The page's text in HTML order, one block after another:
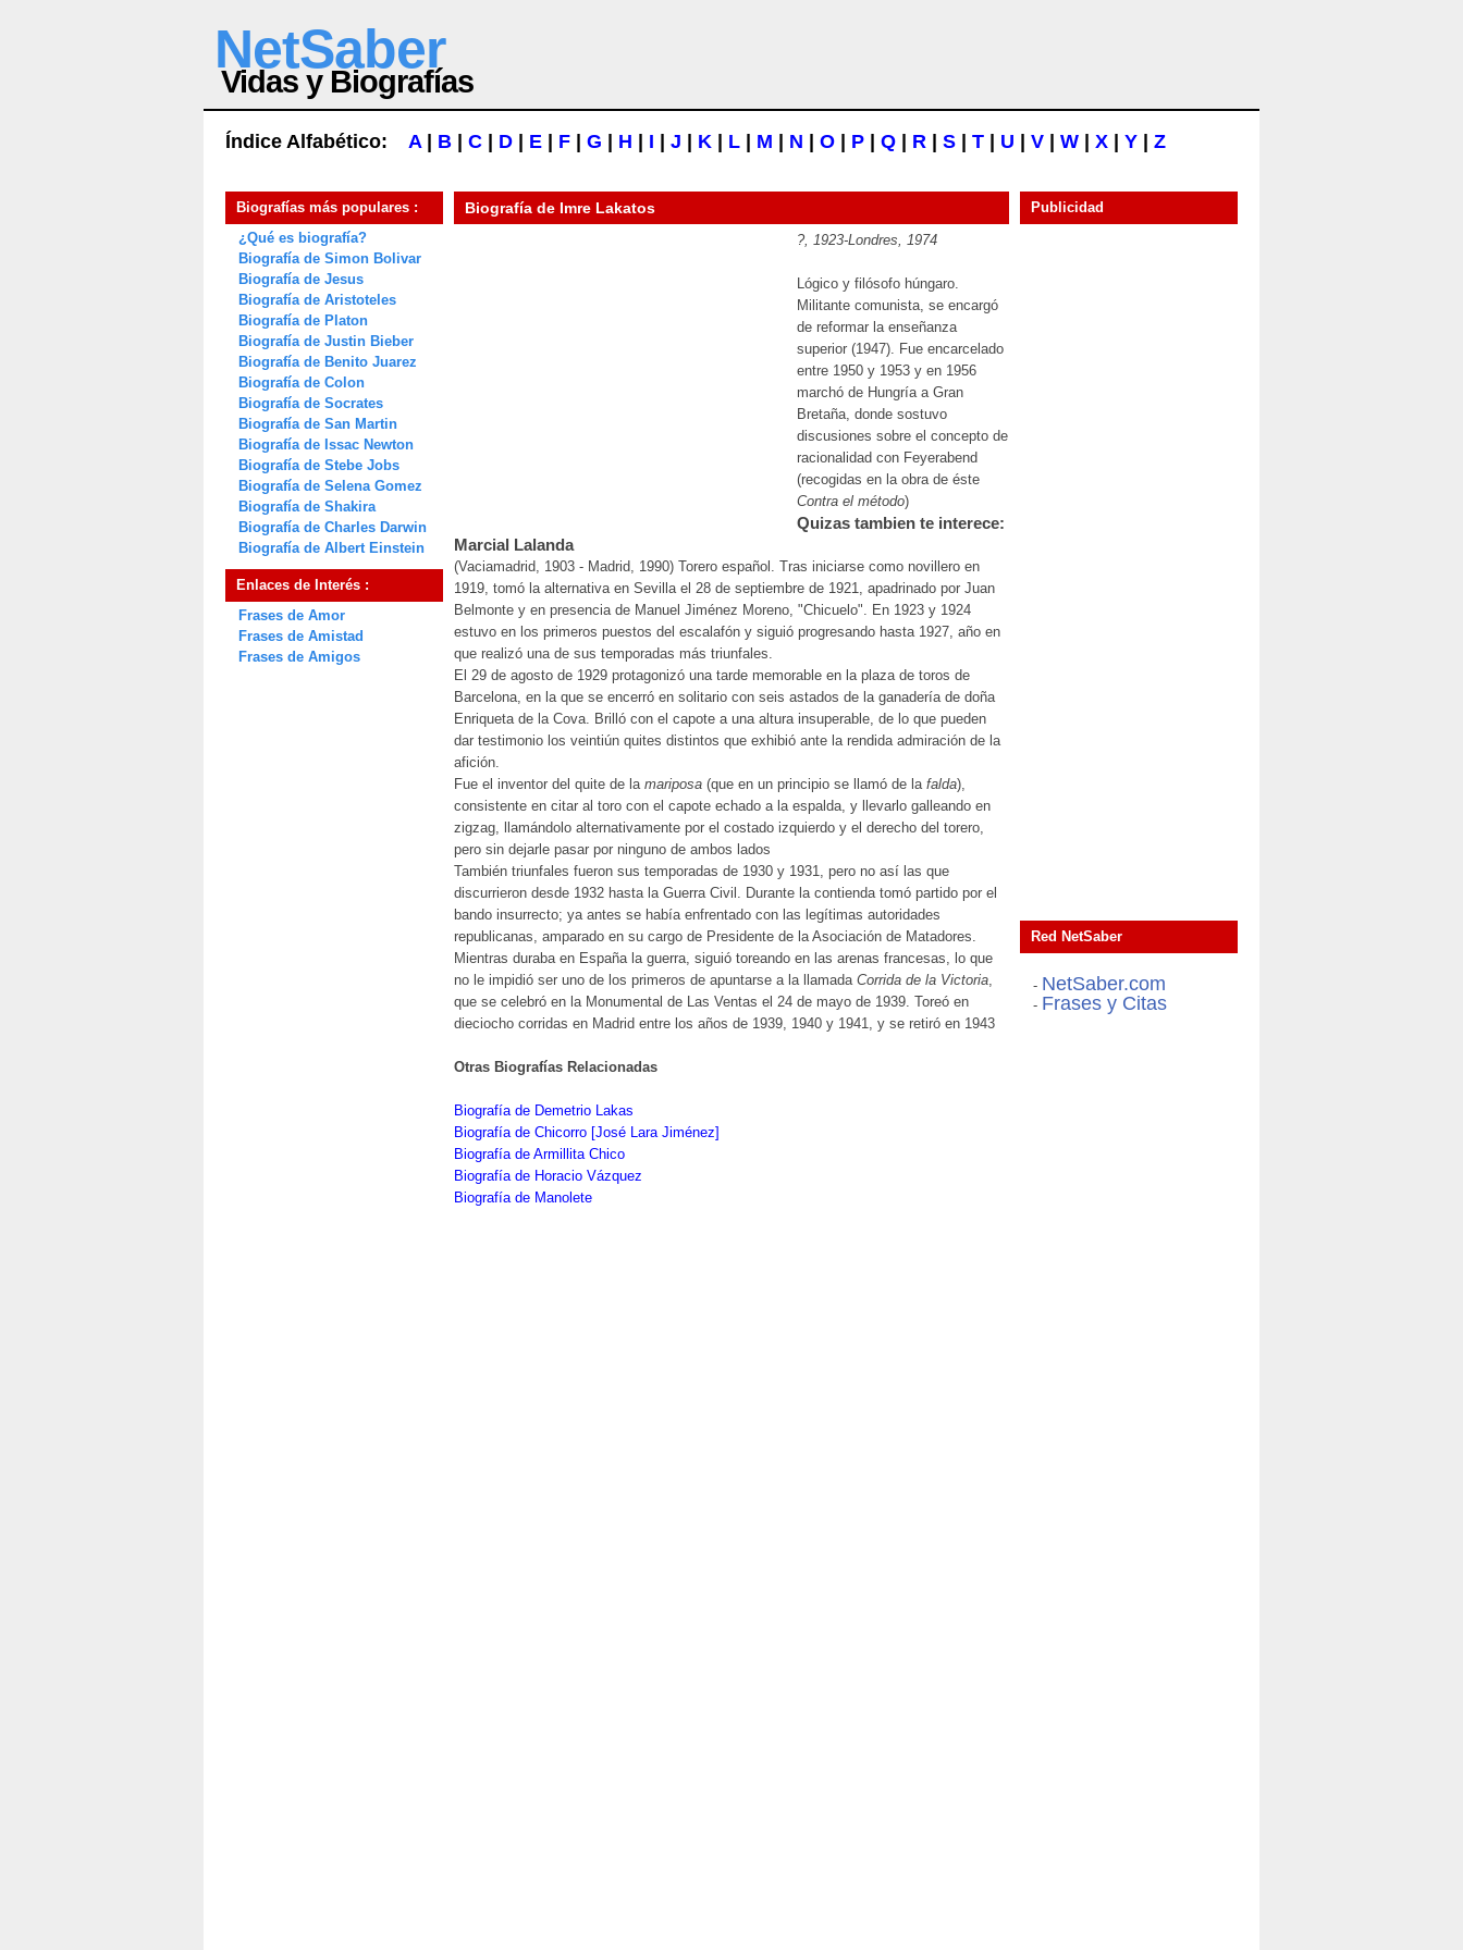
NetSaber
Vidas y Biografías
Índice Alfabético: A| B C D E F G H I J K L M N O P Q R S T U V W X Y Z
Biografías más populares :
¿Qué es biografía?
Biografía de Simon Bolivar
Biografía de Jesus
Biografía de Aristoteles
Biografía de Platon
Biografía de Justin Bieber
Biografía de Benito Juarez
Biografía de Colon
Biografía de Socrates
Biografía de San Martin
Biografía de Issac Newton
Biografía de Stebe Jobs
Biografía de Selena Gomez
Biografía de Shakira
Biografía de Charles Darwin
Biografía de Albert Einstein
Enlaces de Interés :
Frases de Amor
Frases de Amistad
Frases de Amigos
Biografía de Imre Lakatos
?, 1923-Londres, 1974
Lógico y filósofo húngaro.
Militante comunista, se encargó
de reformar la enseñanza
superior (1947). Fue encarcelado
entre 1950 y 1953 y en 1956
marchó de Hungría a Gran
Bretaña, donde sostuvo
discusiones sobre el concepto de
racionalidad con Feyerabend
(recogidas en la obra de éste
Contra el método)
Quizas tambien te interece:
Marcial Lalanda
(Vaciamadrid, 1903 - Madrid, 1990) Torero español. Tras iniciarse como novillero en
1919, tomó la alternativa en Sevilla el 28 de septiembre de 1921, apadrinado por Juan
Belmonte y en presencia de Manuel Jiménez Moreno, "Chicuelo". En 1923 y 1924
estuvo en los primeros puestos del escalafón y siguió progresando hasta 1927, año en
que realizó una de sus temporadas más triunfales.
El 29 de agosto de 1929 protagonizó una tarde memorable en la plaza de toros de
Barcelona, en la que se encerró en solitario con seis astados de la ganadería de doña
Enriqueta de la Cova. Brilló con el capote a una altura insuperable, de lo que pueden
dar testimonio los veintiún quites distintos que exhibió ante la rendida admiración de la
afición.
Fue el inventor del quite de la mariposa (que en un principio se llamó de la falda),
consistente en citar al toro con el capote echado a la espalda, y llevarlo galleando en
zigzag, llamándolo alternativamente por el costado izquierdo y el derecho del torero,
pero sin dejarle pasar por ninguno de ambos lados
También triunfales fueron sus temporadas de 1930 y 1931, pero no así las que
discurrieron desde 1932 hasta la Guerra Civil. Durante la contienda tomó partido por el
bando insurrecto; ya antes se había enfrentado con las legítimas autoridades
republicanas, amparado en su cargo de Presidente de la Asociación de Matadores.
Mientras duraba en España la guerra, siguió toreando en las arenas francesas, lo que
no le impidió ser uno de los primeros de apuntarse a la llamada Corrida de la Victoria,
que se celebró en la Monumental de Las Ventas el 24 de mayo de 1939. Toreó en
dieciocho corridas en Madrid entre los años de 1939, 1940 y 1941, y se retiró en 1943
Otras Biografías Relacionadas
Biografía de Demetrio Lakas
Biografía de Chicorro [José Lara Jiménez]
Biografía de Armillita Chico
Biografía de Horacio Vázquez
Biografía de Manolete
Publicidad
Red NetSaber
- NetSaber.com
- Frases y Citas